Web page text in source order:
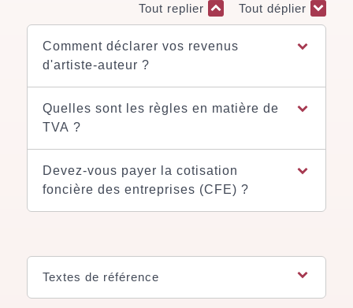
Tout replier Tout déplier
Comment déclarer vos revenus
d'artiste-auteur ?
Quelles sont les règles en matière de
TVA ?
Devez-vous payer la cotisation
foncière des entreprises (CFE) ?
Textes de référence